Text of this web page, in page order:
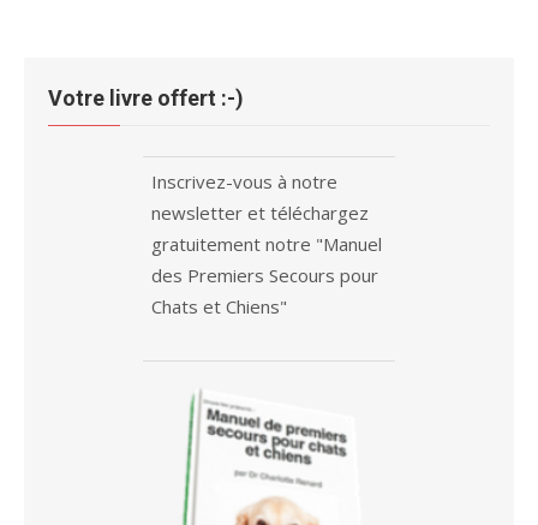
Votre livre offert :-)
Inscrivez-vous à notre
newsletter et téléchargez
gratuitement notre "Manuel
des Premiers Secours pour
Chats et Chiens"